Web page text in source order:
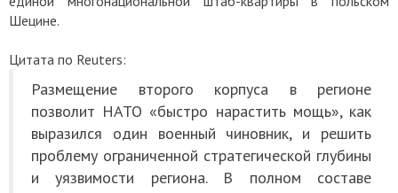
Шецине.
Цитата по Reuters:
Размещение второго корпуса в регионе
позволит НАТО «быстро нарастить мощь», как
выразился один военный чиновник, и решить
проблему ограниченной стратегической глубины
и уязвимости региона. В полном составе